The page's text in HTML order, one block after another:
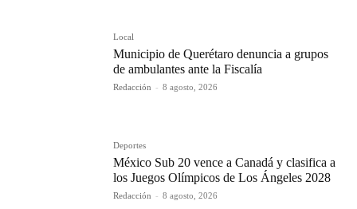
Local
Municipio de Querétaro denuncia a grupos
de ambulantes ante la Fiscalía
Redacción - 8 agosto, 2026
Deportes
México Sub 20 vence a Canadá y clasifica a
los Juegos Olímpicos de Los Ángeles 2028
Redacción - 8 agosto, 2026